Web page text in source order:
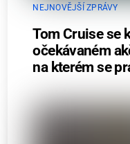
NEJNOVĚJŠÍ ZPRÁVY
Tom Cruise se
očekávaném
na kterém se